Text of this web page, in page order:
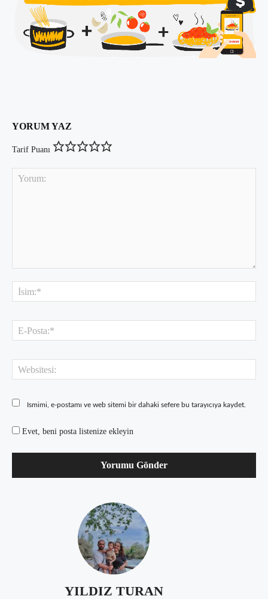
YORUM YAZ
Tarif Puanı
Ismimi, e-postamı ve web sitemi bir dahaki sefere bu tarayıcıya kaydet.
Evet, beni posta listenize ekleyin
YILDIZ TURAN